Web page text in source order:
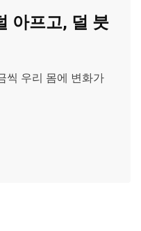
아프고, 덜 붓
씩 우리 몸에 변화가